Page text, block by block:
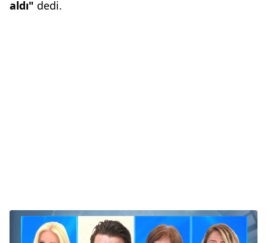
aldı" dedi.